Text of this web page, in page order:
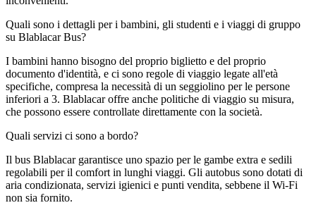
Quali sono i dettagli per i bambini, gli studenti e i viaggi di gruppo
su Blablacar Bus?
I bambini hanno bisogno del proprio biglietto e del proprio
documento d'identità, e ci sono regole di viaggio legate all'età
specifiche, compresa la necessità di un seggiolino per le persone
inferiori a 3. Blablacar offre anche politiche di viaggio su misura,
che possono essere controllate direttamente con la società.
Quali servizi ci sono a bordo?
Il bus Blablacar garantisce uno spazio per le gambe extra e sedili
regolabili per il comfort in lunghi viaggi. Gli autobus sono dotati di
aria condizionata, servizi igienici e punti vendita, sebbene il Wi-Fi
non sia fornito.